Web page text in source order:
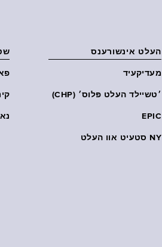
העלט אינשורענס
מעדיקעיד
׳טשיילד העלט פּלוס׳ (CHP)
EPIC
NY סטעיט אוו העלט